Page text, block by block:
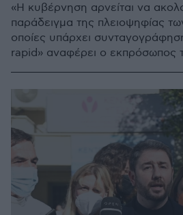
«Η κυβέρνηση αρνείται να
παράδειγμα της πλειοψηφίας
οποίες υπάρχει
rapid» αναφέρει ο εκπρόσωπος